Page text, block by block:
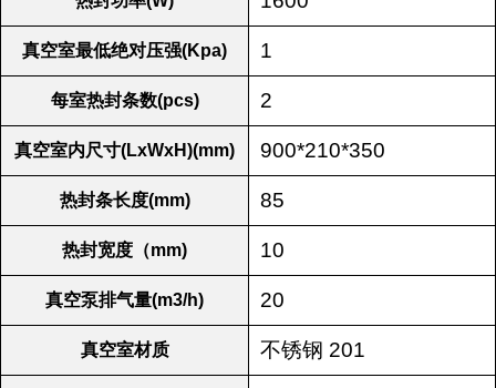
真空室最低绝对压强(Kpa) 1
每室热封条数(pcs) 2
真空室内尺寸(LxWxH)(mm) 900*210*350
热封条长度(mm) 85
热封宽度（mm) 10
真空泵排气量(m3/h) 20
真空室材质 不锈钢 201